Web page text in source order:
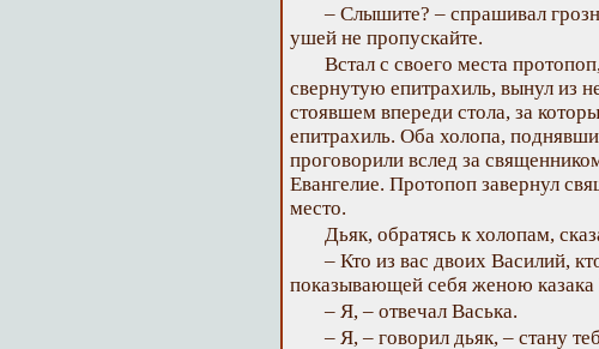
– Слышите? – спрашивал
ушей не пропускайте.
Встал с своего места
свернутую епитрахиль, вынул из
стоявшем впереди стола, за
епитрахиль. Оба холопа,
проговорили вслед за
Евангелие. Протопоп завернул
место.
Дьяк, обратясь к холопам,
– Кто из вас двоих Василий,
показывающей себя женою
– Я, – отвечал Васька.
– Я, – говорил дьяк, – стану